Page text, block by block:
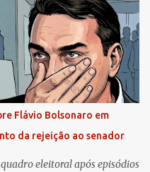
No centro das
de trabalho 6×1 e pela
de salários. O
particular. Após anos
crescimento da
relações laborais, os
pauta mais consolidada e
também ocorre em meio
que tratam diretamente do
manifestações. Um novo ...
Flávio Bolsonaro em
da rejeição ao senador
eleitoral após episódios